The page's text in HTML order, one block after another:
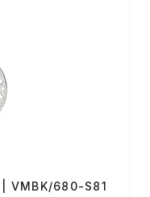
VMBK/680-S81